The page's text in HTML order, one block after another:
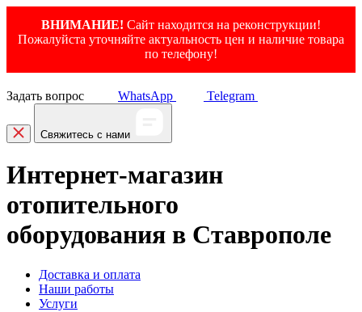
ВНИМАНИЕ! Сайт находится на реконструкции!
Пожалуйста уточняйте актуальность цен и наличие товара
по телефону!
Задать вопрос WhatsApp Telegram
Свяжитесь с нами
Интернет-магазин
отопительного
оборудования в Ставрополе
Доставка и оплата
Наши работы
Услуги